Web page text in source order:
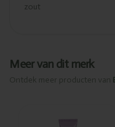
zout
Meer van dit merk
Ontdek meer producten van